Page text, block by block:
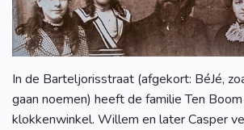
In de Barteljorisstraat (afgekort: BéJé,
gaan noemen) heeft de familie Ten
klokkenwinkel. Willem en later Casper